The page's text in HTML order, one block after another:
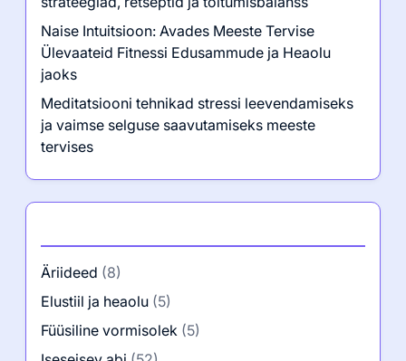
Naise Intuitsioon: Avades Meeste Tervise
Ülevaateid Fitnessi Edusammude ja Heaolu
jaoks
Meditatsiooni tehnikad stressi leevendamiseks
ja vaimse selguse saavutamiseks meeste
tervises
Äriideed (8)
Elustiil ja heaolu (5)
Füüsiline vormisolek (5)